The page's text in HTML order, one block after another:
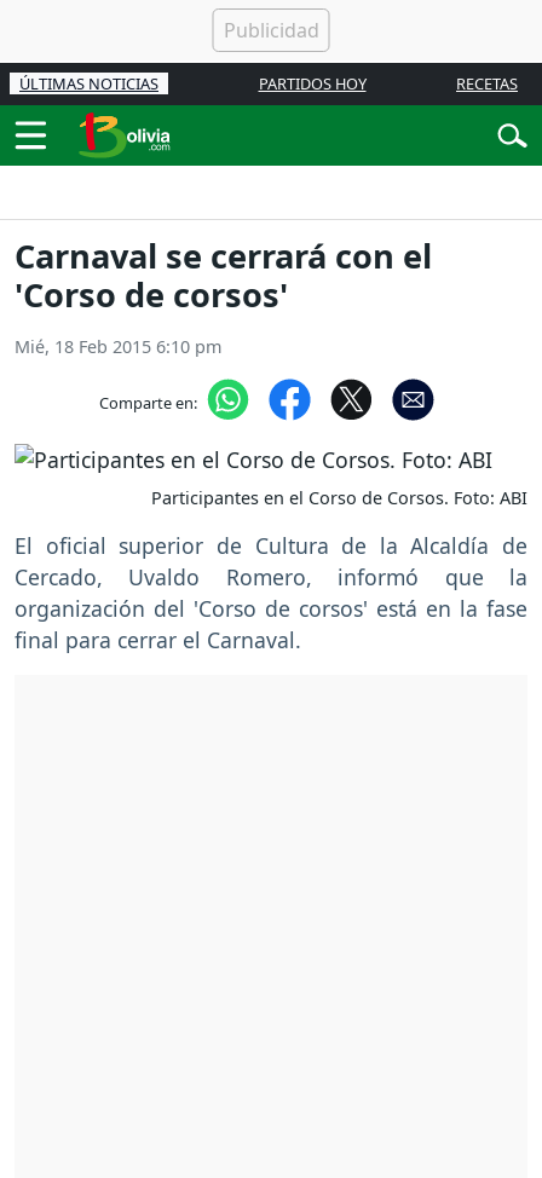
ÚLTIMAS NOTICIAS PARTIDOS HOY RECETAS
Carnaval se cerrará con el
'Corso de corsos'
Mié, 18 Feb 2015 6:10 pm
Comparte en:
Participantes en el Corso de Corsos. Foto: ABI
El oficial superior de Cultura de la Alcaldía de
Cercado, Uvaldo Romero, informó que la
organización del 'Corso de corsos' está en la fase
final para cerrar el Carnaval.